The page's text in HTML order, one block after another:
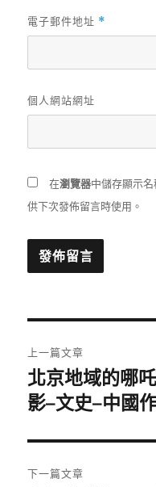
電子郵件地址 *
個人網站網址
在瀏覽器中儲存顯示
供下次發佈留言時使用。
章
導
覽
上一篇文章
上
一
文
章:
北京地域的哪
影–文史–中國
下一篇文章